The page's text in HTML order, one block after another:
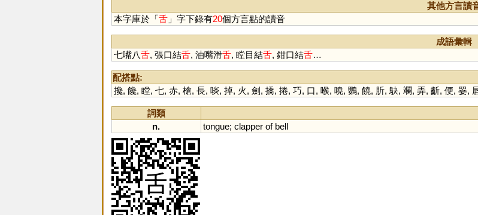
其他方言讀
本字庫於「舌」字下錄有20個方言點的讀音
成語彙輯
七嘴八舌, 張口結舌, 油嘴滑舌, 瞠目結舌, 鉗口結舌…
配搭點:
攙, 饞, 瞠, 七, 赤, 槍, 長, 啖, 掉, 火, 劍 , 撟, 捲, 巧, 口, 喉, 嘵, 鸚, 饒, 肵, 鴃, 斕, 弄, 齗, 便, 翣,
詞類
n.
tongue; clapper of bell